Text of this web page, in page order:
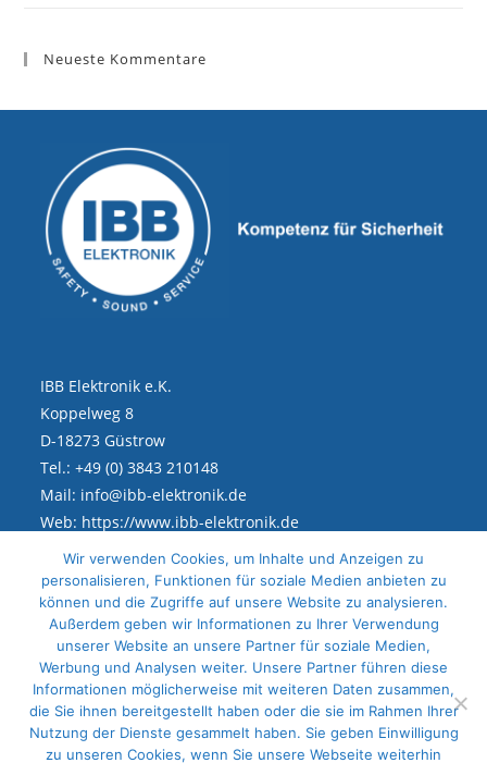
Neueste Kommentare
IBB Elektronik e.K.
Koppelweg 8
D-18273 Güstrow
Tel.: +49 (0) 3843 210148
Mail: info@ibb-elektronik.de
Web: https://www.ibb-elektronik.de
Rechtliches
Impressum
Datenschutz
Sitemap
Wir verwenden Cookies, um Inhalte und Anzeigen zu
personalisieren, Funktionen für soziale Medien anbieten zu
können und die Zugriffe auf unsere Website zu analysieren.
Außerdem geben wir Informationen zu Ihrer Verwendung
unserer Website an unsere Partner für soziale Medien,
Werbung und Analysen weiter. Unsere Partner führen diese
Informationen möglicherweise mit weiteren Daten zusammen,
die Sie ihnen bereitgestellt haben oder die sie im Rahmen Ihrer
Nutzung der Dienste gesammelt haben. Sie geben Einwilligung
zu unseren Cookies, wenn Sie unsere Webseite weiterhin